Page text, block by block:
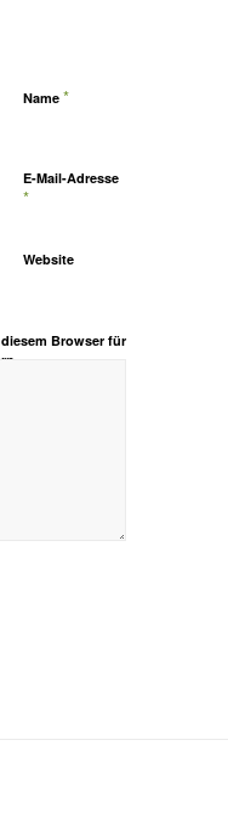
Name *
E-Mail-Adresse
*
Website
Browser für